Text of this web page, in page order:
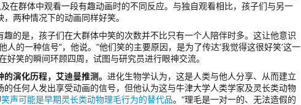
在群体中观看一段有趣动画时的不同反应。与独自观看相比，孩子们与另一
两种情况下的动画同样好笑。
的是，孩子们在大群体中笑的次数并不比只有一个人陪伴时多。这让他意识
的一种信号”，他说。”他们笑的主要原因，是为了传达’我觉得这很好笑’这一
笑的瞬间环顾四周，试图与研究员进行眼神交流。
演化历程，艾迪曼推测。 进化生物学认为，这是人类与他人分享、从而建立
任何人发出享受动画的信号，但他认为这与牛津大学人类学家及灵长类动物
笑声可能是早期灵长类动物理毛行为的替代品。”理毛是一对一的、无法造假的